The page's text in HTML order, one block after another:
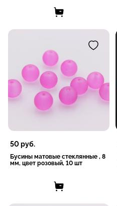
50руб.
Бусины матовые стеклянные , 8
мм, цвет розовый, 10 шт